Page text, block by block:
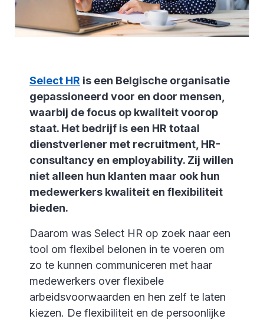
Select HR is een Belgische organisatie
gepassioneerd voor en door mensen,
waarbij de focus op kwaliteit voorop
staat. Het bedrijf is een HR totaal
dienstverlener met recruitment, HR-
consultancy en employability. Zij willen
niet alleen hun klanten maar ook hun
medewerkers kwaliteit en flexibiliteit
bieden.
Daarom was Select HR op zoek naar een
tool om flexibel belonen in te voeren om
zo te kunnen communiceren met haar
medewerkers over flexibele
arbeidsvoorwaarden en hen zelf te laten
kiezen. De flexibiliteit en de persoonlijke